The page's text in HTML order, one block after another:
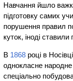
Навчання йшло
підготовку самих
порушення правил
куток, іноді
В 1868році в
однокласне
спеціально